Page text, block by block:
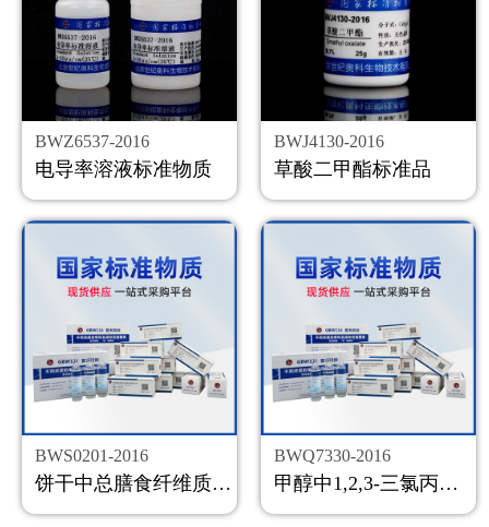
BWZ6537-2016
电导率溶液标准物质
BWJ4130-2016
草酸二甲酯标准品
BWS0201-2016
饼干中总膳食纤维质控样品
BWQ7330-2016
甲醇中1,2,3-三氯丙烷溶液标准物质
购物车
会员中心
联系我们
返回主页